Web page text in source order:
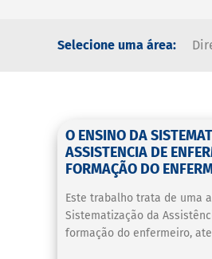
Selecione uma área:
O ENSINO DA
ASSISTENCIA DE
FORMAÇÃO DO
Este trabalho trata de uma
Sistematização da
formação do enfermeiro,